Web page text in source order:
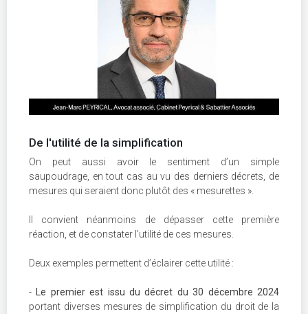
De l'utilité de la simplification
On peut aussi avoir le sentiment d’un simple
saupoudrage, en tout cas au vu des derniers décrets, de
mesures qui seraient donc plutôt des « mesurettes ».
Il convient néanmoins de dépasser cette première
réaction, et de constater l’utilité de ces mesures.
Deux exemples permettent d’éclairer cette utilité :
-Le premier est issu du décret du 30 décembre 2024
portant diverses mesures de simplification du droit de la